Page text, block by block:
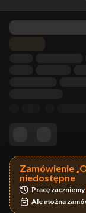
Zamówienie
niedostępne
Pracę zaczniemy
Ale można